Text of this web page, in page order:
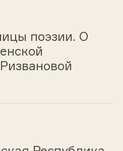
поэзии. О